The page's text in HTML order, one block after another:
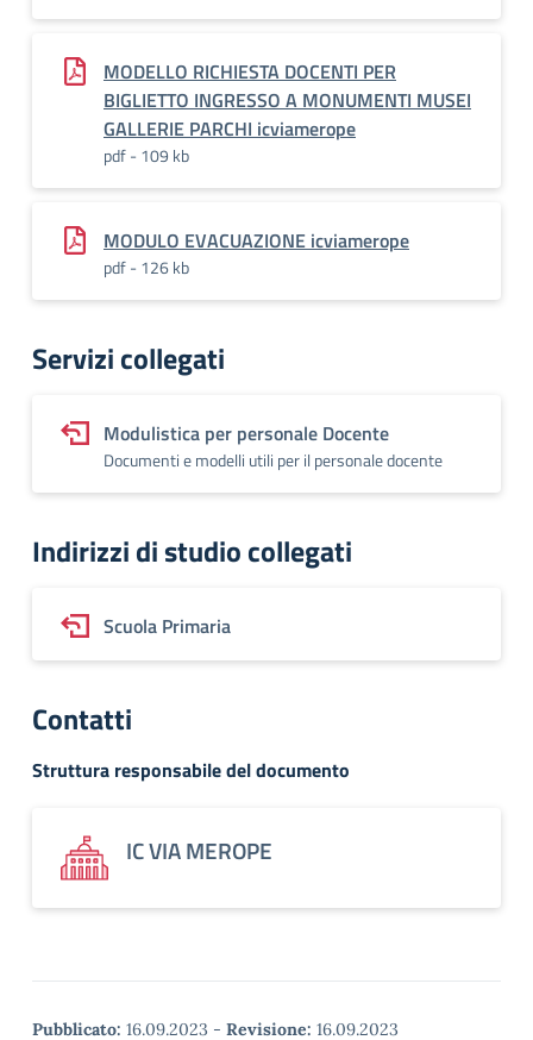
MODELLO RICHIESTA DOCENTI PER
BIGLIETTO INGRESSO A MONUMENTI MUSEI
GALLERIE PARCHI icviamerope
pdf - 109 kb
MODULO EVACUAZIONE icviamerope
pdf - 126 kb
Servizi collegati
Modulistica per personale Docente
Documenti e modelli utili per il personale docente
Indirizzi di studio collegati
Scuola Primaria
Contatti
Struttura responsabile del documento
IC VIA MEROPE
Pubblicato: 16.09.2023 - Revisione: 16.09.2023